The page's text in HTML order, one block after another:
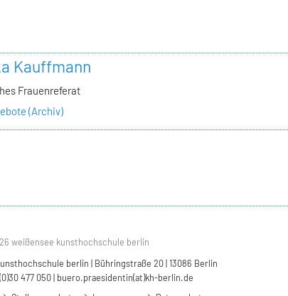
Kauffmann
Frauenreferat
(Archiv)
weißensee kunsthochschule berlin
berlin | Bühringstraße 20 | 13086 Berlin
477 050 | buero.praesidentin(at)kh-berlin.de